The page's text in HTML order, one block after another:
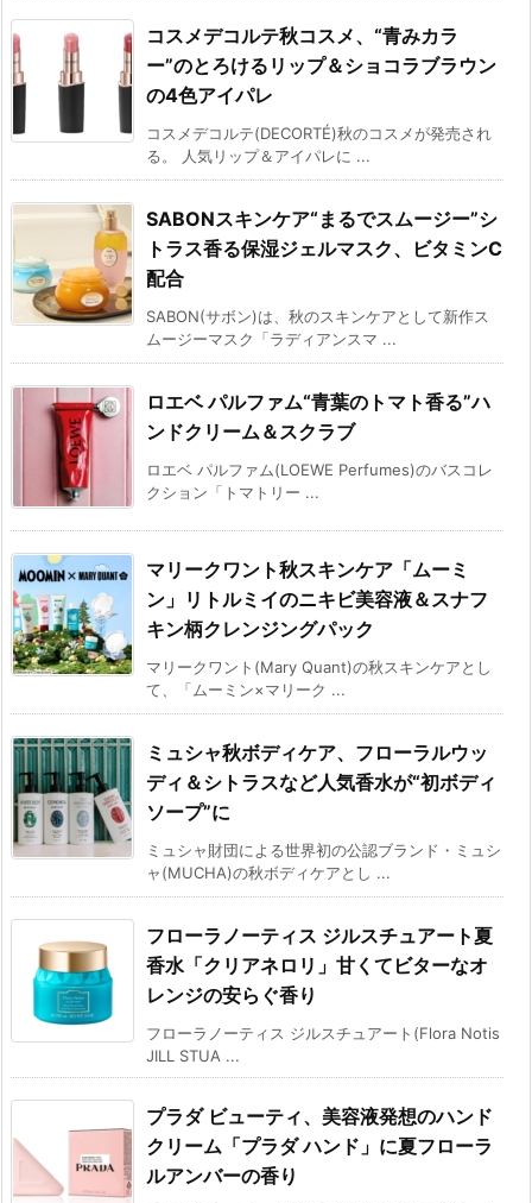
コスメデコルテ秋コスメ、“青みカラ
ー”のとろけるリップ＆ショコラブラウン
の4色アイパレ
コスメデコルテ(DECORTÉ)秋のコスメが発売され
る。 人気リップ＆アイパレに ...
SABONスキンケア“まるでスムージー”シ
トラス香る保湿ジェルマスク、ビタミンC
配合
SABON(サボン)は、秋のスキンケアとして新作ス
ムージーマスク「ラディアンスマ ...
ロエベ パルファム“青葉のトマト香る”ハ
ンドクリーム＆スクラブ
ロエベ パルファム(LOEWE Perfumes)のバスコレ
クション「トマトリー ...
マリークワント秋スキンケア「ムーミ
ン」リトルミイのニキビ美容液＆スナフ
キン柄クレンジングパック
マリークワント(Mary Quant)の秋スキンケアとし
て、「ムーミン×マリーク ...
ミュシャ秋ボディケア、フローラルウッ
ディ＆シトラスなど人気香水が“初ボディ
ソープ”に
ミュシャ財団による世界初の公認ブランド・ミュシ
ャ(MUCHA)の秋ボディケアとし ...
フローラノーティス ジルスチュアート夏
香水「クリアネロリ」甘くてビターなオ
レンジの安らぐ香り
フローラノーティス ジルスチュアート(Flora Notis
JILL STUA ...
プラダ ビューティ、美容液発想のハンド
クリーム「プラダ ハンド」に夏フローラ
ルアンバーの香り